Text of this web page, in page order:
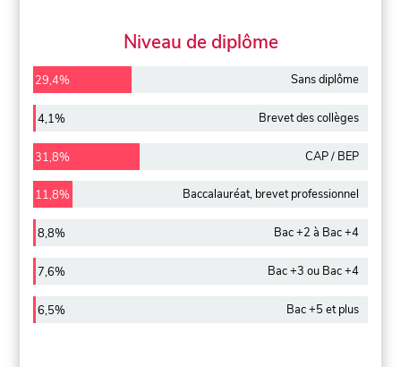
Niveau de diplôme
29,4% Sans diplôme
4,1% Brevet des collèges
31,8% CAP / BEP
11,8% Baccalauréat, brevet professionnel
8,8% Bac +2 à Bac +4
7,6% Bac +3 ou Bac +4
6,5% Bac +5 et plus